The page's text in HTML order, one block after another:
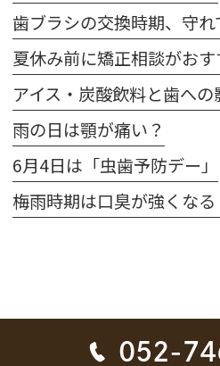
歯ブラシの交換時期、守れ
夏休み前に矯正相談がお
アイス・炭酸飲料と歯への
雨の日は顎が痛い？
6月4日は「虫歯予防デー」
梅雨時期は口臭が強くなる
052-